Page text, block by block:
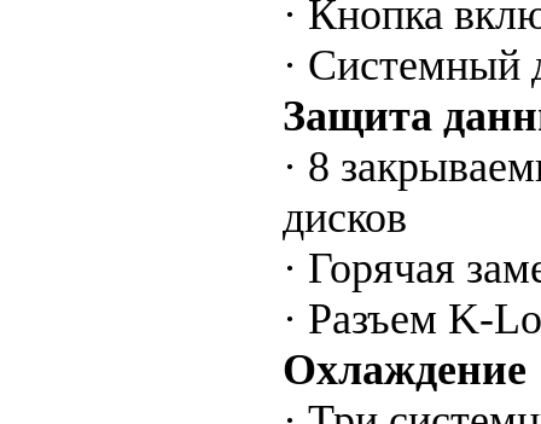
· Кнопка
· Системный
Защита
· 8
дисков
· Горячая
· Разъем K-
Охлаждение